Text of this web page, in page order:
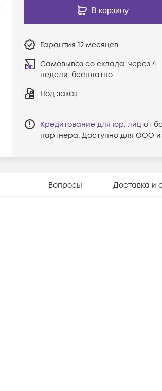
В корзину
Гарантия 12 месяцев
Самовывоз со склада: через 4
недели, бесплатно
Под заказ
Кредитование для юр. лиц от
партнёра. Доступно для ООО
Вопросы Доставка и